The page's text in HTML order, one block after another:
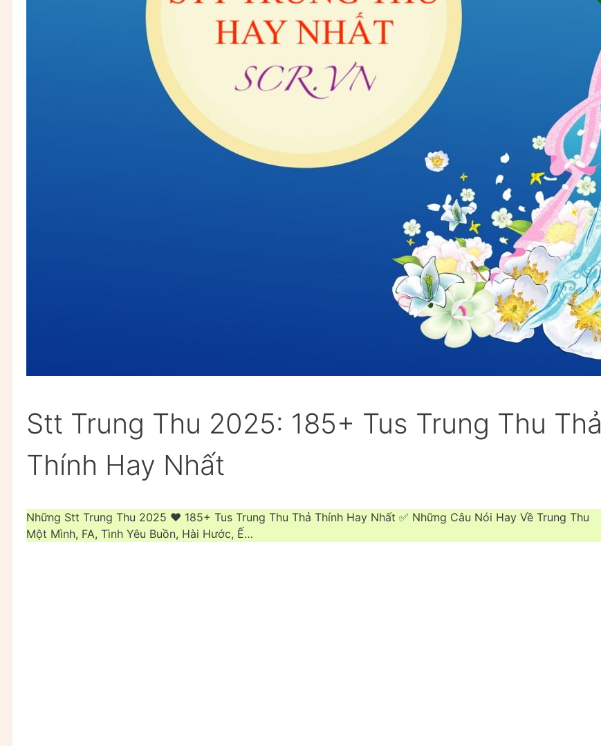
Stt Trung Thu 2025: 185+ Tus Trung Thu Thả
Thính Hay Nhất
Những Stt Trung Thu 2025 ❤️ 185+ Tus Trung Thu Thả Thính Hay Nhất ✅ Những Câu Nói Hay Về Trung Thu
Một Mình, FA, Tình Yêu Buồn, Hài Hước, Ế…